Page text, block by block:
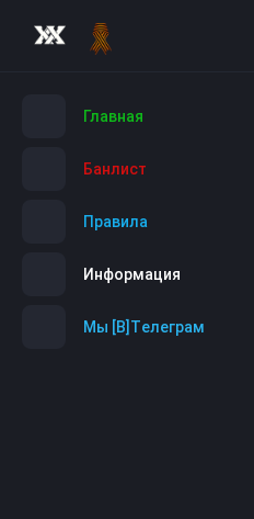
Главная
Банлист
Правила
Информация
Мы [B]Tелеграм